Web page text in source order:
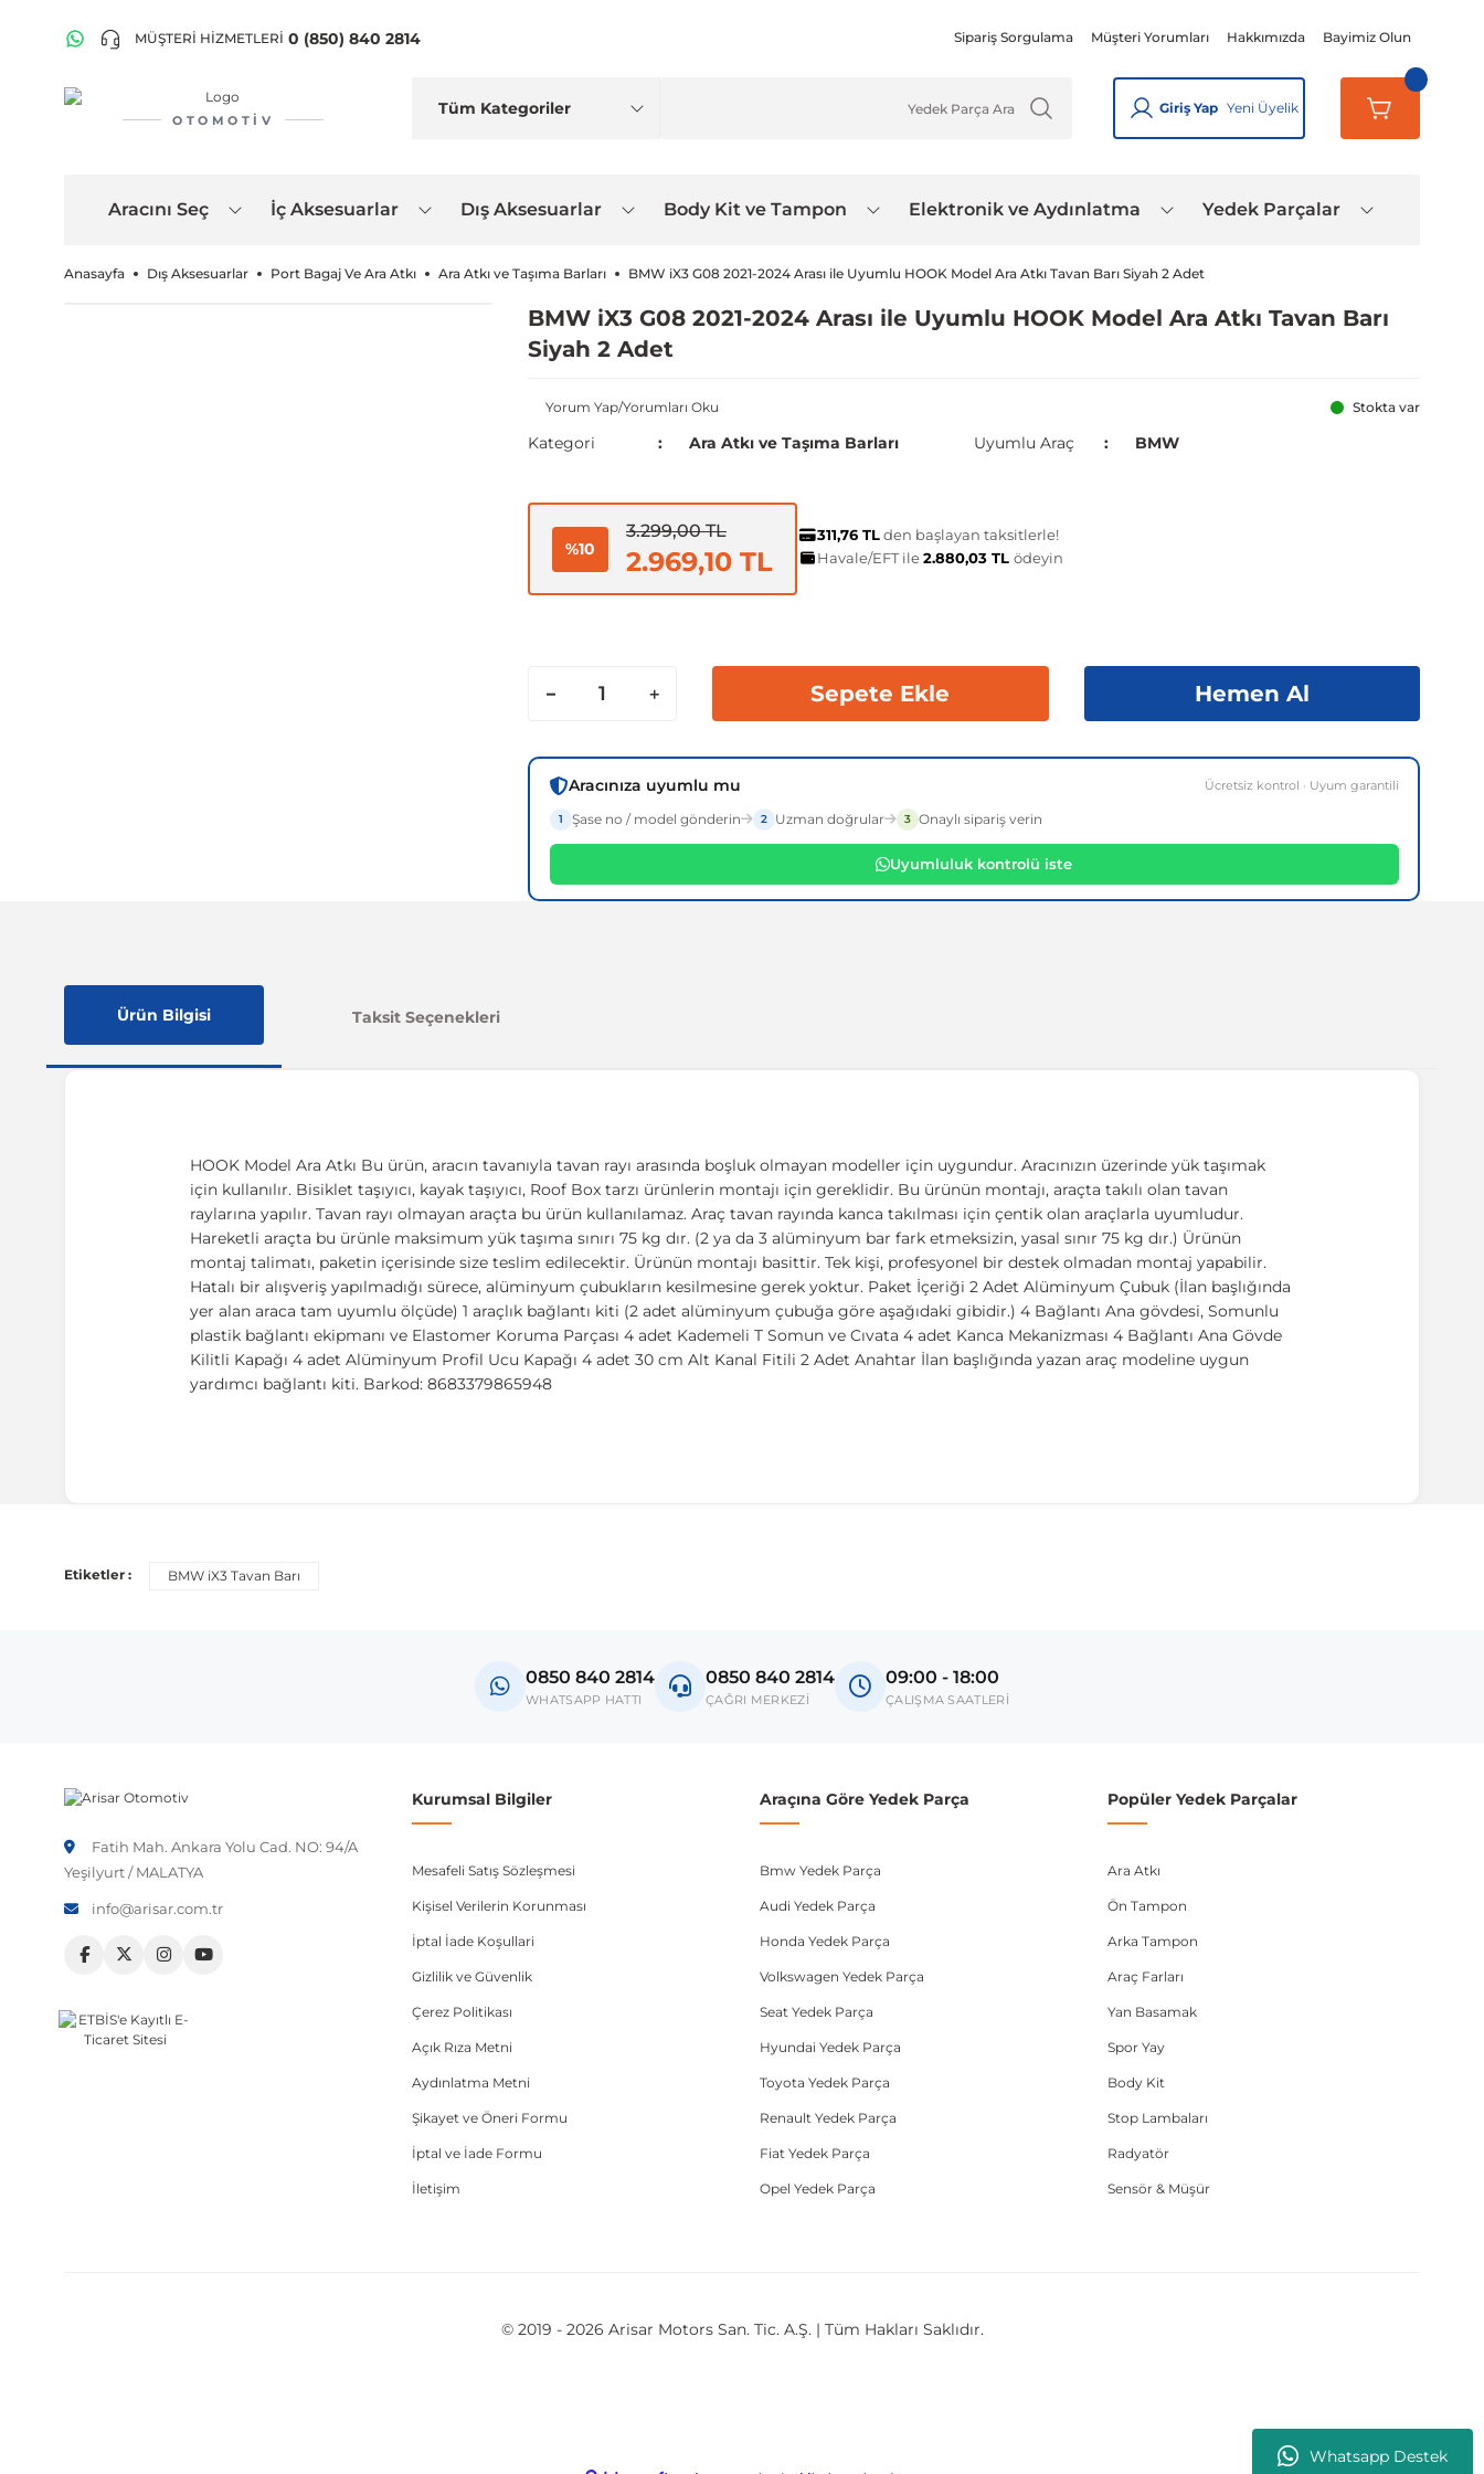
Whatsapp Destek
MÜŞTERİ HİZMETLERİ 0 (850) 840 2814 Sipariş Sorgulama Müşteri Yorumları Hakkımızda Bayimiz Olun
OTOMOTIV
Giriş Yap Yeni Üyelik
Aracını Seç İç Aksesuarlar Dış Aksesuarlar Body Kit ve Tampon Elektronik ve Aydınlatma Yedek Parçalar
Anasayfa Dış Aksesuarlar Port Bagaj Ve Ara Atkı Ara Atkı ve Taşıma Barları BMW iX3 G08 2021-2024 Arası ile Uyumlu HOOK Model Ara Atkı Tavan Barı Siyah 2 Adet
BMW iX3 G08 2021-2024 Arası ile Uyumlu HOOK Model Ara Atkı Tavan Barı
Siyah 2 Adet
Yorum Yap/Yorumları Oku Stokta var
Kategori Ara Atkı ve Taşıma Barları Uyumlu Araç BMW
%10
3.299,00 TL
2.969,10 TL
311,76 TLden başlayan taksitlerle!
Havale/EFT ile2.880,03 TL ödeyin
Sepete Ekle Hemen Al
Aracınıza uyumlu mu Ücretsiz kontrol · Uyum garantili
1 Şase no / model gönderin 2 Uzman doğrular 3 Onaylı sipariş verin
Uyumluluk kontrolü iste
Ürün Bilgisi Taksit Seçenekleri
HOOK Model Ara Atkı Bu ürün, aracın tavanıyla tavan rayı arasında boşluk olmayan modeller için uygundur. Aracınızın üzerinde yük taşımak
için kullanılır. Bisiklet taşıyıcı, kayak taşıyıcı, Roof Box tarzı ürünlerin montajı için gereklidir. Bu ürünün montajı, araçta takılı olan tavan
raylarına yapılır. Tavan rayı olmayan araçta bu ürün kullanılamaz. Araç tavan rayında kanca takılması için çentik olan araçlarla uyumludur.
Hareketli araçta bu ürünle maksimum yük taşıma sınırı 75 kg dır. (2 ya da 3 alüminyum bar fark etmeksizin, yasal sınır 75 kg dır.) Ürünün
montaj talimatı, paketin içerisinde size teslim edilecektir. Ürünün montajı basittir. Tek kişi, profesyonel bir destek olmadan montaj yapabilir.
Hatalı bir alışveriş yapılmadığı sürece, alüminyum çubukların kesilmesine gerek yoktur. Paket İçeriği 2 Adet Alüminyum Çubuk (İlan başlığında
yer alan araca tam uyumlu ölçüde) 1 araçlık bağlantı kiti (2 adet alüminyum çubuğa göre aşağıdaki gibidir.) 4 Bağlantı Ana gövdesi, Somunlu
plastik bağlantı ekipmanı ve Elastomer Koruma Parçası 4 adet Kademeli T Somun ve Cıvata 4 adet Kanca Mekanizması 4 Bağlantı Ana Gövde
Kilitli Kapağı 4 adet Alüminyum Profil Ucu Kapağı 4 adet 30 cm Alt Kanal Fitili 2 Adet Anahtar İlan başlığında yazan araç modeline uygun
yardımcı bağlantı kiti. Barkod: 8683379865948
Etiketler : BMW iX3 Tavan Barı
0850 840 2814
WHATSAPP HATTI
0850 840 2814
ÇAĞRI MERKEZİ
09:00 - 18:00
ÇALIŞMA SAATLERİ
Fatih Mah. Ankara Yolu Cad. NO: 94/A
Yeşilyurt / MALATYA
info@arisar.com.tr
Kurumsal Bilgiler
Mesafeli Satış Sözleşmesi
Kişisel Verilerin Korunması
İptal İade Koşullari
Gizlilik ve Güvenlik
Çerez Politikası
Açık Rıza Metni
Aydınlatma Metni
Şikayet ve Öneri Formu
İptal ve İade Formu
İletişim
Araçına Göre Yedek Parça
Bmw Yedek Parça
Audi Yedek Parça
Honda Yedek Parça
Volkswagen Yedek Parça
Seat Yedek Parça
Hyundai Yedek Parça
Toyota Yedek Parça
Renault Yedek Parça
Fiat Yedek Parça
Opel Yedek Parça
Popüler Yedek Parçalar
Ara Atkı
Ön Tampon
Arka Tampon
Araç Farları
Yan Basamak
Spor Yay
Body Kit
Stop Lambaları
Radyatör
Sensör & Müşür
© 2019 - 2026 Arisar Motors San. Tic. A.Ş. | Tüm Hakları Saklıdır.